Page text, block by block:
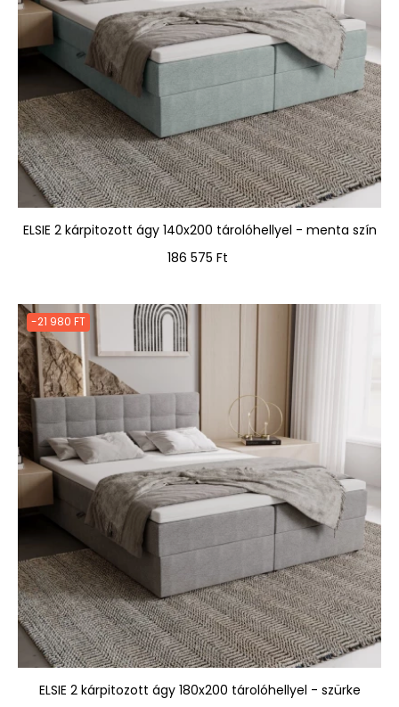
ELSIE 2 kárpitozott ágy 140x200 tárolóhellyel - menta szín
Ár
186 575 Ft
-21 980 FT
ELSIE 2 kárpitozott ágy 180x200 tárolóhellyel - szürke